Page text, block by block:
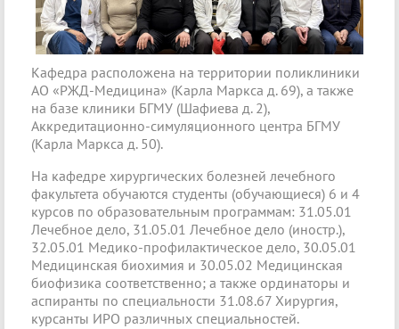
Кафедра расположена на территории поликлиники
АО «РЖД-Медицина» (Карла Маркса д. 69), а также
на базе клиники БГМУ (Шафиева д. 2),
Аккредитационно-симуляционного центра БГМУ
(Карла Маркса д. 50).
На кафедре хирургических болезней лечебного
факультета обучаются студенты (обучающиеся) 6 и 4
курсов по образовательным программам: 31.05.01
Лечебное дело, 31.05.01 Лечебное дело (иностр.),
32.05.01 Медико-профилактическое дело, 30.05.01
Медицинская биохимия и 30.05.02 Медицинская
биофизика соответственно; а также ординаторы и
аспиранты по специальности 31.08.67 Хирургия,
курсанты ИРО различных специальностей.